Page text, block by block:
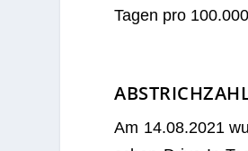
Tagen pro
Am 14.08.2021